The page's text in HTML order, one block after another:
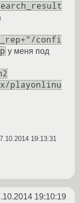
confi
у меня под
playonlinu
19:13:31
19:10:19